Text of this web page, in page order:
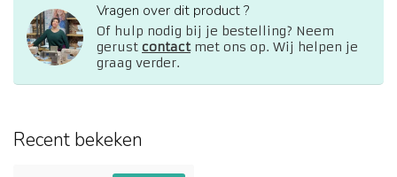
Vragen over dit product ?
Of hulp nodig bij je bestelling? Neem
gerust contactmet ons op. Wij helpen je
graag verder.
Recent bekeken